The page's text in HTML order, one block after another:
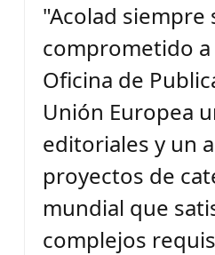
"Acolad siempre
comprometido
Oficina de
Unión Europea
editoriales y un
proyectos de
mundial que
complejos